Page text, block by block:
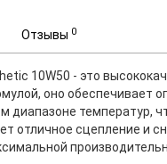
Отзывы 0
10W50 - это
оно
диапазоне температур,
отличное сцепление и